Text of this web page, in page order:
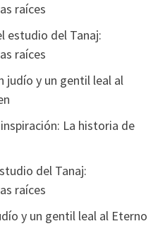
raíces
estudio del Tanaj:
raíces
judío y un gentil leal al
La historia de
del Tanaj:
raíces
y un gentil leal al Eterno